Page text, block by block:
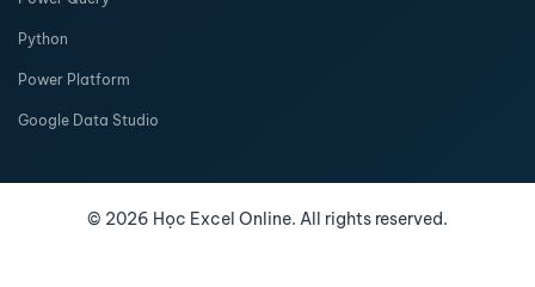
Python
Power Platform
Google Data Studio
© 2026 Học Excel Online. All rights reserved.